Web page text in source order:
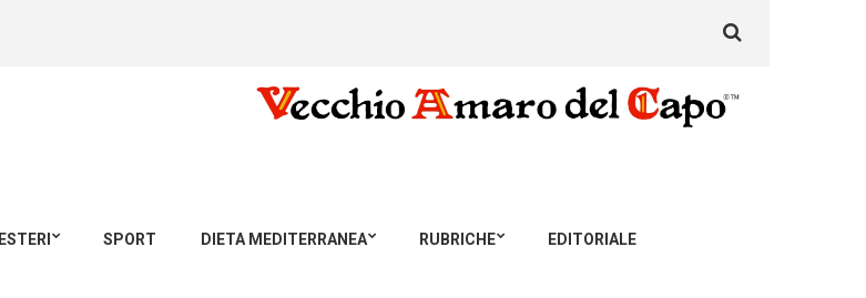
ESTERI SPORT DIETA MEDITERRANEA RUBRICHE EDITORIALE
for: